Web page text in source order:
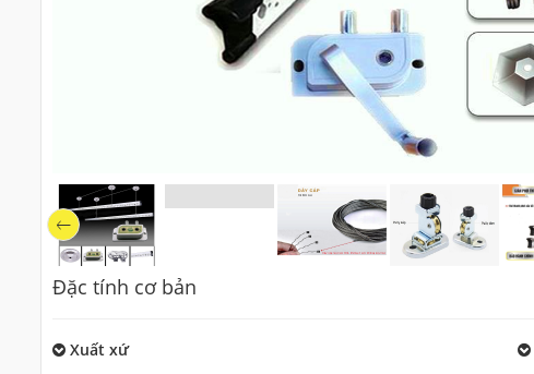
Đặc tính cơ bản
Xuất xứ